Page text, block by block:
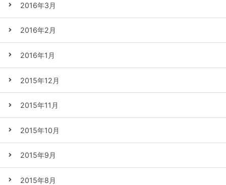
2016年3月
2016年2月
2016年1月
2015年12月
2015年11月
2015年10月
2015年9月
2015年8月